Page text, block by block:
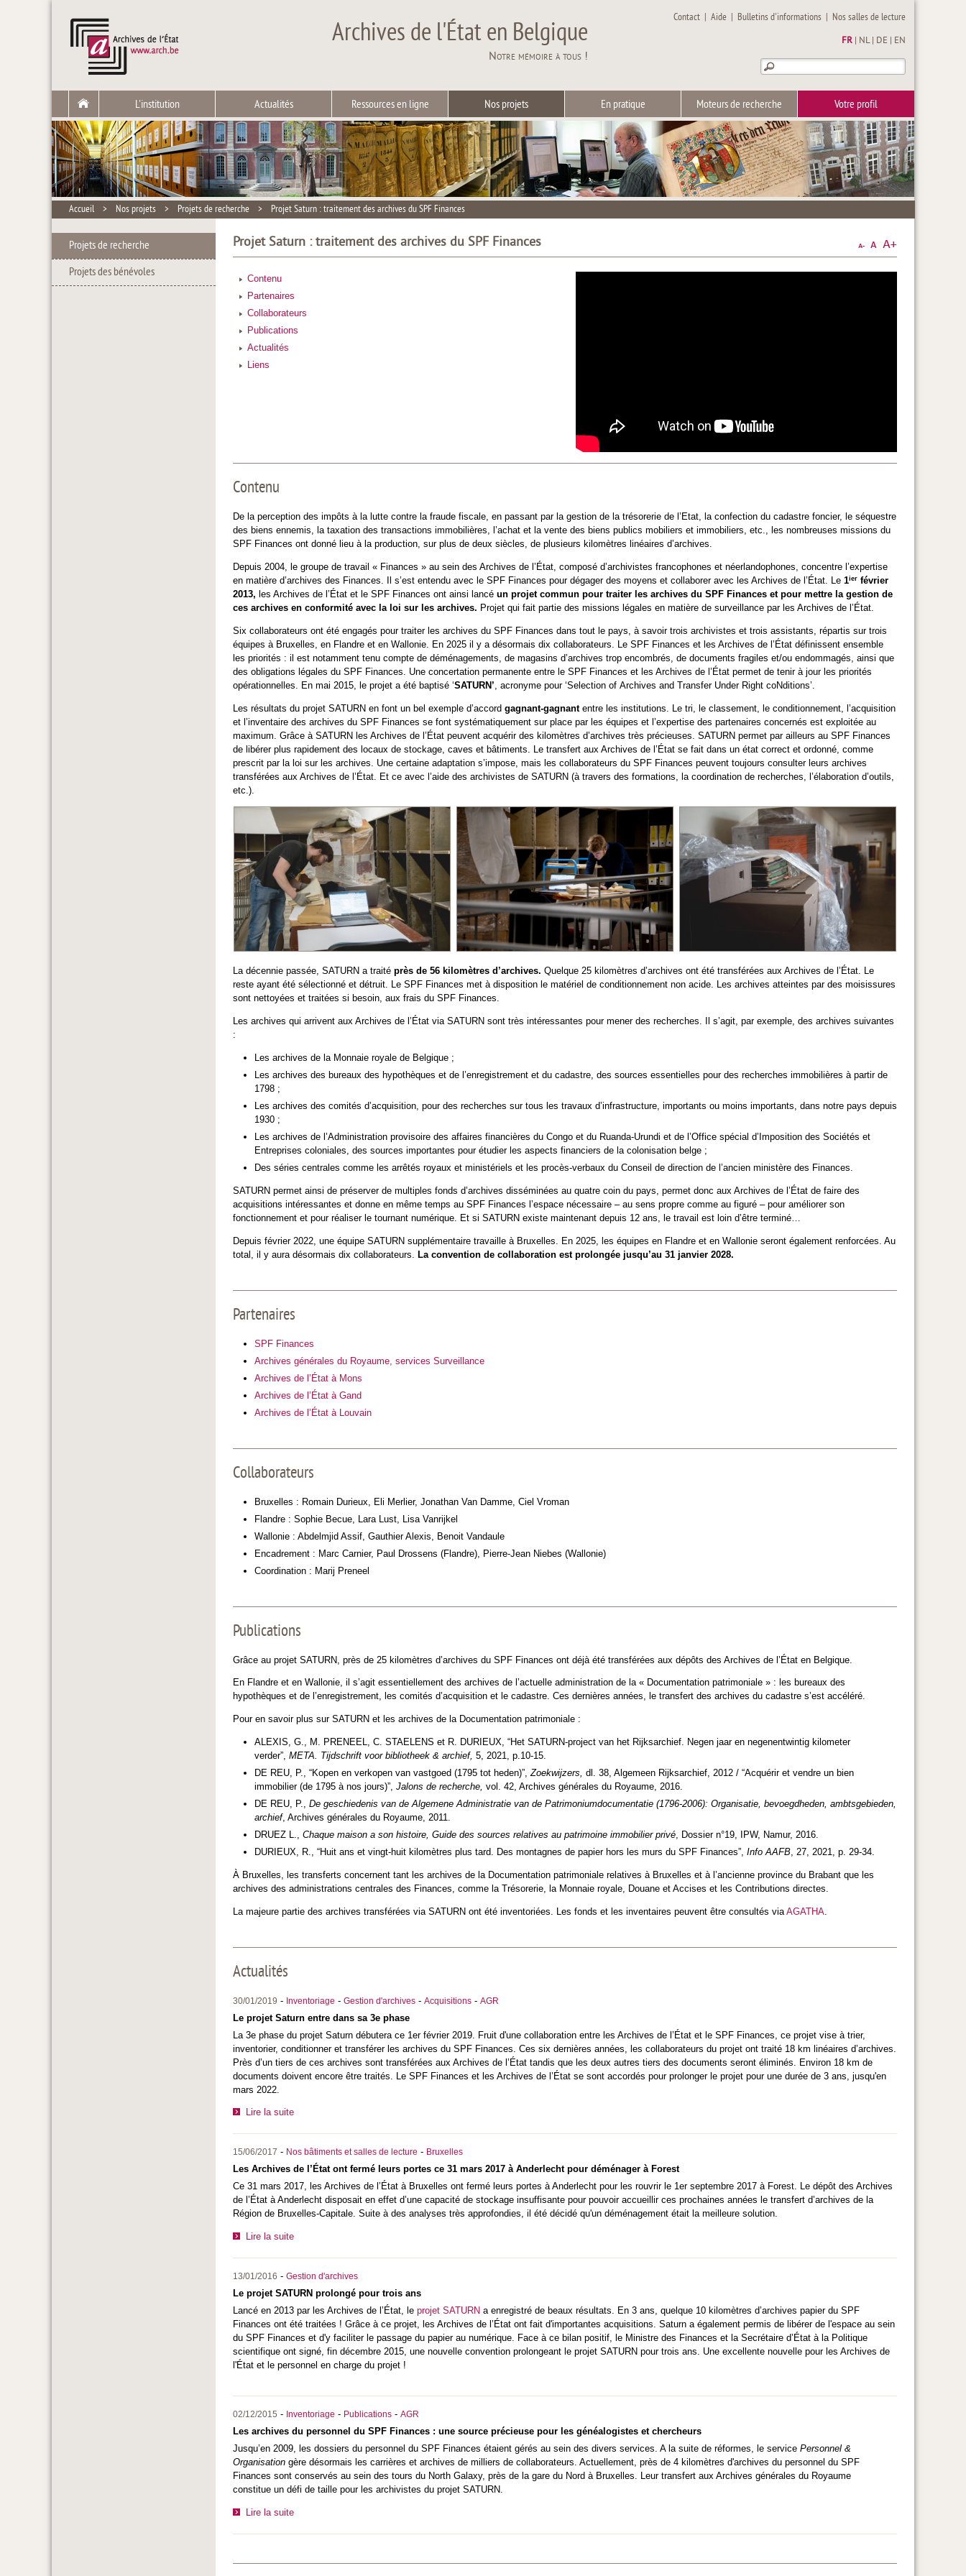
Archives de l'État en Belgique
Notre mémoire à tous !
Contact |Aide | Bulletins d'informations | Nos salles de lecture
FR NL| DE EN
L'institution Actualités Ressources en ligne Nos projets En pratique Moteurs de recherche Votre profil
Accueil > Nos projets > Projets de recherche > Projet Saturn : traitement des archives du SPF Finances
Projets de recherche
Projets des bénévoles
Projet Saturn : traitement des archives du SPF Finances
Contenu
Partenaires
Collaborateurs
Publications
Actualités
Liens
Contenu
De la perception des impôts à la lutte contre la fraude fiscale, en passant par la gestion de la trésorerie de l’Etat, la confection du cadastre foncier, le séquestre
des biens ennemis, la taxation des transactions immobilières, l’achat et la vente des biens publics mobiliers et immobiliers, etc., les nombreuses missions du
SPF Finances ont donné lieu à la production, sur plus de deux siècles, de plusieurs kilomètres linéaires d’archives.
Depuis 2004, le groupe de travail « Finances » au sein des Archives de l’État, composé d’archivistes francophones et néerlandophones, concentre l’expertise
en matière d’archives des Finances. Il s’est entendu avec le SPF Finances pour dégager des moyens et collaborer avec les Archives de l’État. Le 1ier février
2013, les Archives de l’État et le SPF Finances ont ainsi lancé un projet commun pour traiter les archives du SPF Finances et pour mettre la gestion de
ces archives en conformité avec la loi sur les archives. Projet qui fait partie des missions légales en matière de surveillance par les Archives de l’État.
Six collaborateurs ont été engagés pour traiter les archives du SPF Finances dans tout le pays, à savoir trois archivistes et trois assistants, répartis sur trois
équipes à Bruxelles, en Flandre et en Wallonie. En 2025 il y a désormais dix collaborateurs. Le SPF Finances et les Archives de l’État définissent ensemble
les priorités : il est notamment tenu compte de déménagements, de magasins d’archives trop encombrés, de documents fragiles et/ou endommagés, ainsi que
des obligations légales du SPF Finances. Une concertation permanente entre le SPF Finances et les Archives de l’État permet de tenir à jour les priorités
opérationnelles. En mai 2015, le projet a été baptisé ‘SATURN’, acronyme pour ‘Selection of Archives and Transfer Under Right coNditions’.
Les résultats du projet SATURN en font un bel exemple d’accord gagnant-gagnant entre les institutions. Le tri, le classement, le conditionnement, l’acquisition
et l’inventaire des archives du SPF Finances se font systématiquement sur place par les équipes et l’expertise des partenaires concernés est exploitée au
maximum. Grâce à SATURN les Archives de l’État peuvent acquérir des kilomètres d’archives très précieuses. SATURN permet par ailleurs au SPF Finances
de libérer plus rapidement des locaux de stockage, caves et bâtiments. Le transfert aux Archives de l’État se fait dans un état correct et ordonné, comme
prescrit par la loi sur les archives. Une certaine adaptation s’impose, mais les collaborateurs du SPF Finances peuvent toujours consulter leurs archives
transférées aux Archives de l’État. Et ce avec l’aide des archivistes de SATURN (à travers des formations, la coordination de recherches, l’élaboration d’outils,
etc.).
La décennie passée, SATURN a traité près de 56 kilomètres d’archives. Quelque 25 kilomètres d’archives ont été transférées aux Archives de l’État. Le
reste ayant été sélectionné et détruit. Le SPF Finances met à disposition le matériel de conditionnement non acide. Les archives atteintes par des moisissures
sont nettoyées et traitées si besoin, aux frais du SPF Finances.
Les archives qui arrivent aux Archives de l’État via SATURN sont très intéressantes pour mener des recherches. Il s’agit, par exemple, des archives suivantes
:
Les archives de la Monnaie royale de Belgique ;
Les archives des bureaux des hypothèques et de l’enregistrement et du cadastre, des sources essentielles pour des recherches immobilières à partir de
1798 ;
Les archives des comités d’acquisition, pour des recherches sur tous les travaux d’infrastructure, importants ou moins importants, dans notre pays depuis
1930 ;
Les archives de l’Administration provisoire des affaires financières du Congo et du Ruanda-Urundi et de l’Office spécial d’Imposition des Sociétés et
Entreprises coloniales, des sources importantes pour étudier les aspects financiers de la colonisation belge ;
Des séries centrales comme les arrêtés royaux et ministériels et les procès-verbaux du Conseil de direction de l’ancien ministère des Finances.
SATURN permet ainsi de préserver de multiples fonds d’archives disséminées au quatre coin du pays, permet donc aux Archives de l’État de faire des
acquisitions intéressantes et donne en même temps au SPF Finances l’espace nécessaire – au sens propre comme au figuré – pour améliorer son
fonctionnement et pour réaliser le tournant numérique. Et si SATURN existe maintenant depuis 12 ans, le travail est loin d’être terminé…
Depuis février 2022, une équipe SATURN supplémentaire travaille à Bruxelles. En 2025, les équipes en Flandre et en Wallonie seront également renforcées. Au
total, il y aura désormais dix collaborateurs. La convention de collaboration est prolongée jusqu’au 31 janvier 2028.
Partenaires
SPF Finances
Archives générales du Royaume, services Surveillance
Archives de l’État à Mons
Archives de l’État à Gand
Archives de l’État à Louvain
Collaborateurs
Bruxelles : Romain Durieux, Eli Merlier, Jonathan Van Damme, Ciel Vroman
Flandre : Sophie Becue, Lara Lust, Lisa Vanrijkel
Wallonie : Abdelmjid Assif, Gauthier Alexis, Benoit Vandaule
Encadrement : Marc Carnier, Paul Drossens (Flandre), Pierre-Jean Niebes (Wallonie)
Coordination : Marij Preneel
Publications
Grâce au projet SATURN, près de 25 kilomètres d’archives du SPF Finances ont déjà été transférées aux dépôts des Archives de l’État en Belgique.
En Flandre et en Wallonie, il s’agit essentiellement des archives de l’actuelle administration de la « Documentation patrimoniale » : les bureaux des
hypothèques et de l’enregistrement, les comités d’acquisition et le cadastre. Ces dernières années, le transfert des archives du cadastre s’est accéléré.
Pour en savoir plus sur SATURN et les archives de la Documentation patrimoniale :
ALEXIS, G., M. PRENEEL, C. STAELENS et R. DURIEUX, “Het SATURN-project van het Rijksarchief. Negen jaar en negenentwintig kilometer
verder”, META. Tijdschrift voor bibliotheek & archief, 5, 2021, p.10-15.
DE REU, P., “Kopen en verkopen van vastgoed (1795 tot heden)”,Zoekwijzers, dl. 38, Algemeen Rijksarchief, 2012 / “Acquérir et vendre un bien
immobilier (de 1795 à nos jours)”, Jalons de recherche, vol. 42, Archives générales du Royaume, 2016.
DE REU, P., De geschiedenis van de Algemene Administratie van de Patrimoniumdocumentatie (1796-2006): Organisatie, bevoegdheden, ambtsgebieden,
archief, Archives générales du Royaume, 2011.
DRUEZ L., Chaque maison a son histoire, Guide des sources relatives au patrimoine immobilier privé, Dossier n°19, IPW, Namur, 2016.
DURIEUX, R., “Huit ans et vingt-huit kilomètres plus tard. Des montagnes de papier hors les murs du SPF Finances”, Info AAFB, 27, 2021, p. 29-34.
À Bruxelles, les transferts concernent tant les archives de la Documentation patrimoniale relatives à Bruxelles et à l’ancienne province du Brabant que les
archives des administrations centrales des Finances, comme la Trésorerie, la Monnaie royale, Douane et Accises et les Contributions directes.
La majeure partie des archives transférées via SATURN ont été inventoriées. Les fonds et les inventaires peuvent être consultés via AGATHA
Actualités
30/01/2019 - Inventoriage - Gestion d'archives - Acquisitions - AGR
Le projet Saturn entre dans sa 3e phase
La 3e phase du projet Saturn débutera ce 1er février 2019. Fruit d'une collaboration entre les Archives de l’État et le SPF Finances, ce projet vise à trier,
inventorier, conditionner et transférer les archives du SPF Finances. Ces six dernières années, les collaborateurs du projet ont traité 18 km linéaires d’archives.
Près d’un tiers de ces archives sont transférées aux Archives de l’État tandis que les deux autres tiers des documents seront éliminés. Environ 18 km de
documents doivent encore être traités. Le SPF Finances et les Archives de l’État se sont accordés pour prolonger le projet pour une durée de 3 ans, jusqu'en
mars 2022.
Lire la suite
15/06/2017 - Nos bâtiments et salles de lecture - Bruxelles
Les Archives de l’État ont fermé leurs portes ce 31 mars 2017 à Anderlecht pour déménager à Forest
Ce 31 mars 2017, les Archives de l’État à Bruxelles ont fermé leurs portes à Anderlecht pour les rouvrir le 1er septembre 2017 à Forest. Le dépôt des Archives
de l’État à Anderlecht disposait en effet d’une capacité de stockage insuffisante pour pouvoir accueillir ces prochaines années le transfert d’archives de la
Région de Bruxelles-Capitale. Suite à des analyses très approfondies, il été décidé qu'un déménagement était la meilleure solution.
Lire la suite
13/01/2016 - Gestion d'archives
Le projet SATURN prolongé pour trois ans
Lancé en 2013 par les Archives de l’État, le projet SATURN a enregistré de beaux résultats. En 3 ans, quelque 10 kilomètres d’archives papier du SPF
Finances ont été traitées ! Grâce à ce projet, les Archives de l’État ont fait d'importantes acquisitions. Saturn a également permis de libérer de l'espace au sein
du SPF Finances et d'y faciliter le passage du papier au numérique. Face à ce bilan positif, le Ministre des Finances et la Secrétaire d’État à la Politique
scientifique ont signé, fin décembre 2015, une nouvelle convention prolongeant le projet SATURN pour trois ans. Une excellente nouvelle pour les Archives de
l'État et le personnel en charge du projet !
02/12/2015 - Inventoriage - Publications - AGR
Les archives du personnel du SPF Finances : une source précieuse pour les généalogistes et chercheurs
Jusqu’en 2009, les dossiers du personnel du SPF Finances étaient gérés au sein des divers services. A la suite de réformes, le service Personnel &
Organisation gère désormais les carrières et archives de milliers de collaborateurs. Actuellement, près de 4 kilomètres d'archives du personnel du SPF
Finances sont conservés au sein des tours du North Galaxy, près de la gare du Nord à Bruxelles. Leur transfert aux Archives générales du Royaume
constitue un défi de taille pour les archivistes du projet SATURN.
Lire la suite